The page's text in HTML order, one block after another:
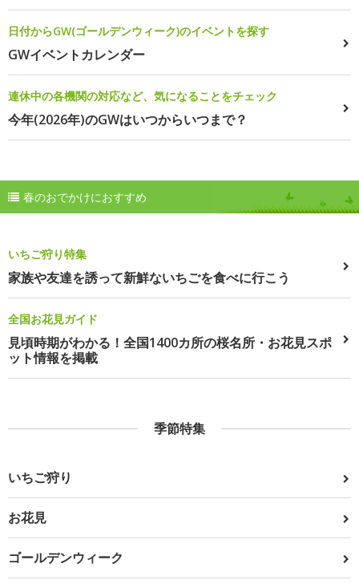
日付からGW(ゴールデンウィーク)のイベントを探す
GWイベントカレンダー
連休中の各機関の対応など、気になることをチェック
今年(2026年)のGWはいつからいつまで？
春のおでかけにおすすめ
いちご狩り特集
家族や友達を誘って新鮮ないちごを食べに行こう
全国お花見ガイド
見頃時期がわかる！全国1400カ所の桜名所・お花見スポ
ット情報を掲載
季節特集
いちご狩り
お花見
ゴールデンウィーク